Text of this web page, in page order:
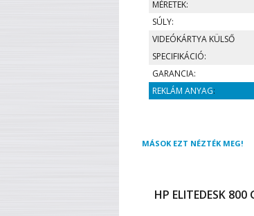
MÉRETEK:
SÚLY:
VIDEÓKÁRTYA KÜLSŐ
SPECIFIKÁCIÓ:
GARANCIA:
REKLÁM ANYAG:
MÁSOK EZT NÉZTÉK MEG!
HP ELITEDESK 800